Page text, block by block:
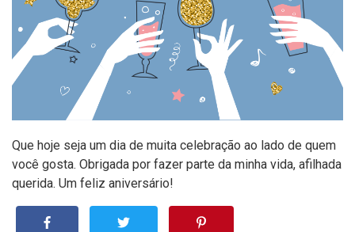
Que hoje seja um dia de muita celebração ao lado de quem
você gosta. Obrigada por fazer parte da minha vida, afilhada
querida. Um feliz aniversário!